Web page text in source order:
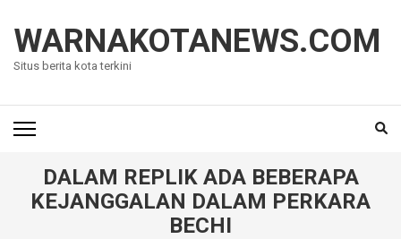
konten
(Tekan
WARNAKOTANEWS.COM
Situs berita kota terkini
DALAM REPLIK ADA BEBERAPA
KEJANGGALAN DALAM PERKARA
BECHI